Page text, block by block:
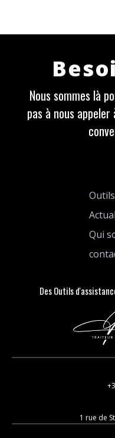
Nous sommes là
pas à nous
Qui
Des Outils
1 rue de